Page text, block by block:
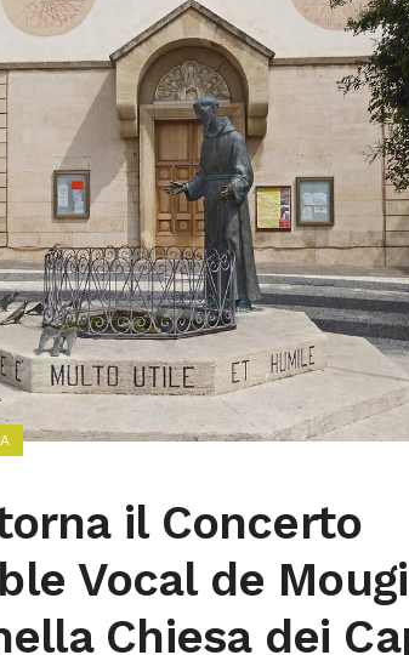
il Concerto
Vocal de
Chiesa dei